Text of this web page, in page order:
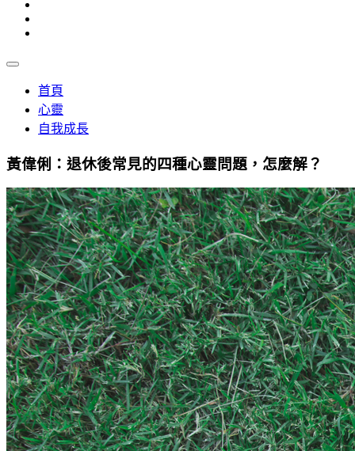
首頁
心靈
自我成長
黃偉俐：退休後常見的四種心靈問題，怎麼解？